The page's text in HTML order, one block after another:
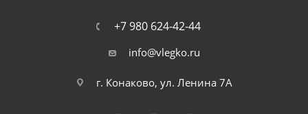
+7 980 624-42-44
info@vlegko.ru
г. Конаково, ул. Ленина 7А